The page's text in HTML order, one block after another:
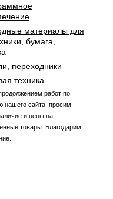
материалы для
бумага,
переходники
техника
работ по
нашего сайта, просим
и цены на
товары. Благодарим